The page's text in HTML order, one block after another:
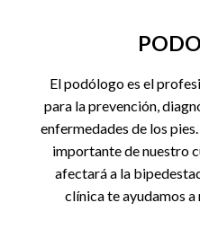
El podólogo es el
para la prevención,
enfermedades de los
importante de nuestro
afectará a la
clínica te ayudamos